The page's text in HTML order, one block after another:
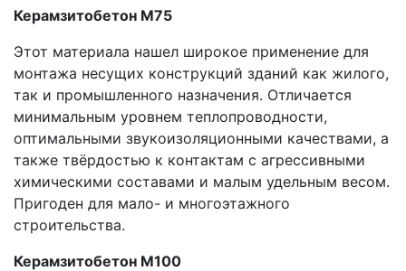
Керамзитобетон М75
Этот материала нашел широкое применение для
монтажа несущих конструкций зданий как жилого,
так и промышленного назначения. Отличается
минимальным уровнем теплопроводности,
оптимальными звукоизоляционными качествами, а
также твёрдостью к контактам с агрессивными
химическими составами и малым удельным весом.
Пригоден для мало- и многоэтажного
строительства.
Керамзитобетон М100